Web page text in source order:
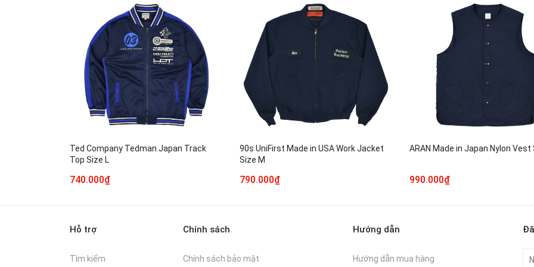
Ted Company Tedman Japan Track
Top Size L
740.000₫
90s UniFirst Made in USA Work Jacket
Size M
790.000₫
ARAN Made in Japan Nylon Vest
990.000₫
Hỗ trợ
Tìm kiếm
Chính sách
Chính sách bảo mật
Hướng dẫn
Hướng dẫn mua hàng